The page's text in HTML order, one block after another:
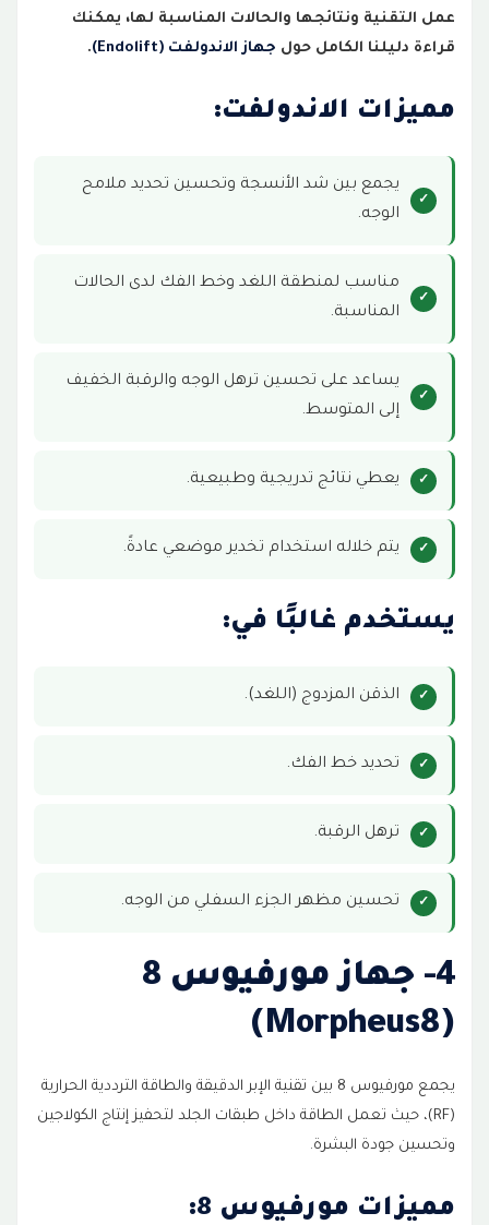
عمل التقنية ونتائجها والحالات المناسبة لها، يمكنك
قراءة دليلنا الكامل حول جهاز الاندولفت (Endolift) .
مميزات الاندولفت:
يجمع بين شد الأنسجة وتحسين تحديد ملامح
الوجه.
مناسب لمنطقة اللغد وخط الفك لدى الحالات
المناسبة.
يساعد على تحسين ترهل الوجه والرقبة الخفيف
إلى المتوسط.
يعطي نتائج تدريجية وطبيعية.
يتم خلاله استخدام تخدير موضعي عادةً.
يستخدم غالبًا في:
الذقن المزدوج (اللغد).
تحديد خط الفك.
ترهل الرقبة.
تحسين مظهر الجزء السفلي من الوجه.
4- جهاز مورفيوس 8
(Morpheus8)
يجمع مورفيوس 8 بين تقنية الإبر الدقيقة والطاقة الترددية الحرارية
(RF)، حيث تعمل الطاقة داخل طبقات الجلد لتحفيز إنتاج الكولاجين
وتحسين جودة البشرة.
مميزات مورفيوس 8: